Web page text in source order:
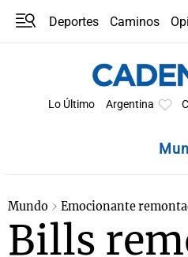
Deportes Caminos
Lo Último Argentina
Mundo Emocionante
Bills